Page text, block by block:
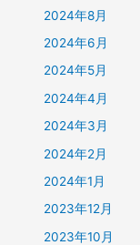
2024年8月
2024年6月
2024年5月
2024年4月
2024年3月
2024年2月
2024年1月
2023年12月
2023年10月